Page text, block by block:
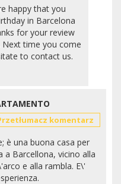
happy that you
in Barcelona
for your review
time you come
to contact us.
komentarz
è una buona casa per
a Barcellona, vicino alla
e alla rambla. E\'